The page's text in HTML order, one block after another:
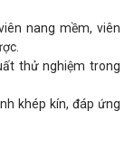
nang mềm, viên
thử nghiệm trong
khép kín, đáp ứng